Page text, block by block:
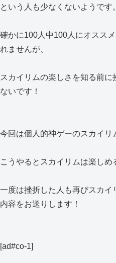
という人も少なくないようです。
確かに100人中100人にオスス
れませんが、
スカイリムの楽しさを知る前
ないです！
今回は個人的神ゲーのスカイリ
こうやるとスカイリムは楽しめ
一度は挫折した人も再びスカ
内容をお送りします！
[ad#co-1]